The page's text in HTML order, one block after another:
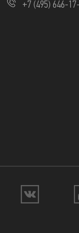
+7 (495) 646-